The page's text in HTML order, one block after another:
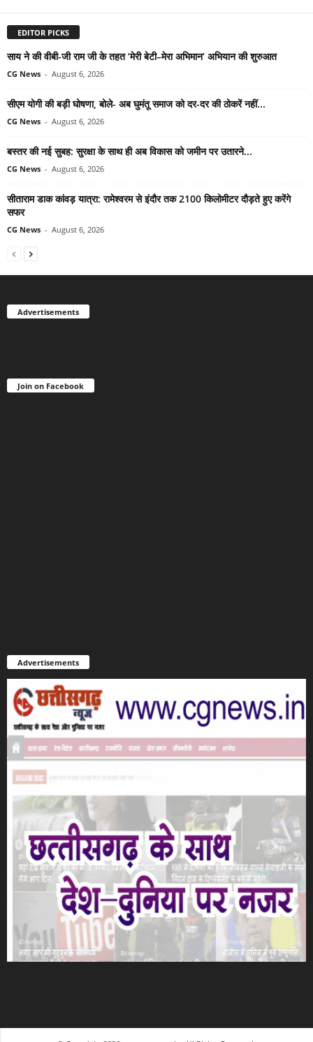
EDITOR PICKS
साय ने की वीबी-जी राम जी के तहत ‘मेरी बेटी–मेरा अभिमान’ अभियान की शुरुआत
CG News - August 6, 2026
सीएम योगी की बड़ी घोषणा, बोले- अब घुमंतू समाज को दर-दर की ठोकरें नहीं...
CG News - August 6, 2026
बस्तर की नई सुबह: सुरक्षा के साथ ही अब विकास को जमीन पर उतारने...
CG News - August 6, 2026
सीताराम डाक कांवड़ यात्रा: रामेश्वरम से इंदौर तक 2100 किलोमीटर दौड़ते हुए करेंगे
सफर
CG News - August 6, 2026
Advertisements
Join on Facebook
Advertisements